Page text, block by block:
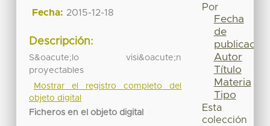
Fecha: 2015-12-18
Descripción:
S&oacute;lo visi&oacute;n
proyectables
Mostrar el registro completo del
objeto digital
Ficheros en el objeto digital
Por
Fecha
de
publicación
Autor
Título
Materia
Tipo
Esta
colección